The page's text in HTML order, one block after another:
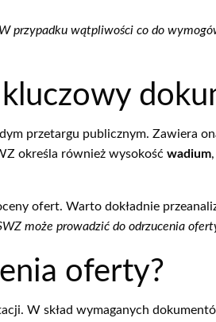
W przypadku wątpliwości co do
przetargu publicznym. Zawiera
określa również wysokość wadium
ofert. Warto dokładnie
może prowadzić do odrzucenia
oferty?
W skład wymaganych